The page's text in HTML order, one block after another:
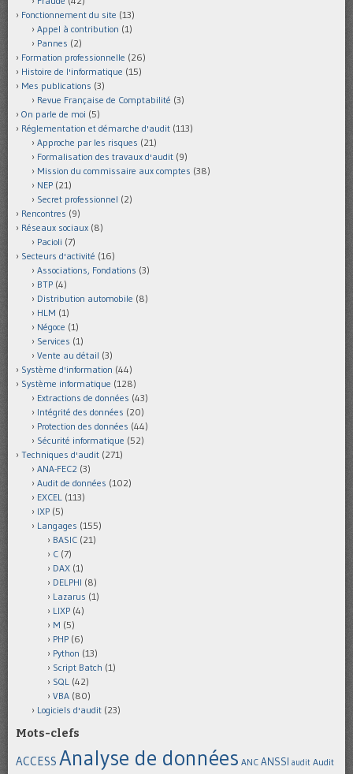
Fonctionnement du site (13)
Appel à contribution (1)
Pannes (2)
Formation professionnelle (26)
Histoire de l'informatique (15)
Mes publications (3)
Revue Française de Comptabilité (3)
On parle de moi (5)
Réglementation et démarche d'audit (113)
Approche par les risques (21)
Formalisation des travaux d'audit (9)
Mission du commissaire aux comptes (38)
NEP (21)
Secret professionnel (2)
Rencontres (9)
Réseaux sociaux (8)
Pacioli (7)
Secteurs d'activité (16)
Associations, Fondations (3)
BTP (4)
Distribution automobile (8)
HLM (1)
Négoce (1)
Services (1)
Vente au détail (3)
Système d'information (44)
Système informatique (128)
Extractions de données (43)
Intégrité des données (20)
Protection des données (44)
Sécurité informatique (52)
Techniques d'audit (271)
ANA-FEC2 (3)
Audit de données (102)
EXCEL (113)
IXP (5)
Langages (155)
BASIC (21)
C (7)
DAX (1)
DELPHI (8)
Lazarus (1)
LIXP (4)
M (5)
PHP (6)
Python (13)
Script Batch (1)
SQL (42)
VBA (80)
Logiciels d'audit (23)
Mots-clefs
ACCESS Analyse de données ANC ANSSI audit Audit